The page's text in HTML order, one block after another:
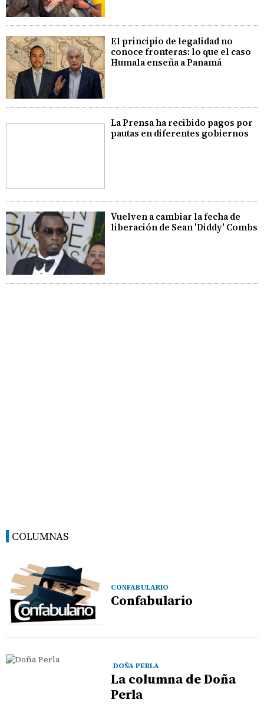
El principio de legalidad no
conoce fronteras: lo que el caso
Humala enseña a Panamá
La Prensa ha recibido pagos por
pautas en diferentes gobiernos
Vuelven a cambiar la fecha de
liberación de Sean 'Diddy' Combs
COLUMNAS
CONFABULARIO
Confabulario
DOÑA PERLA
La columna de Doña
Perla